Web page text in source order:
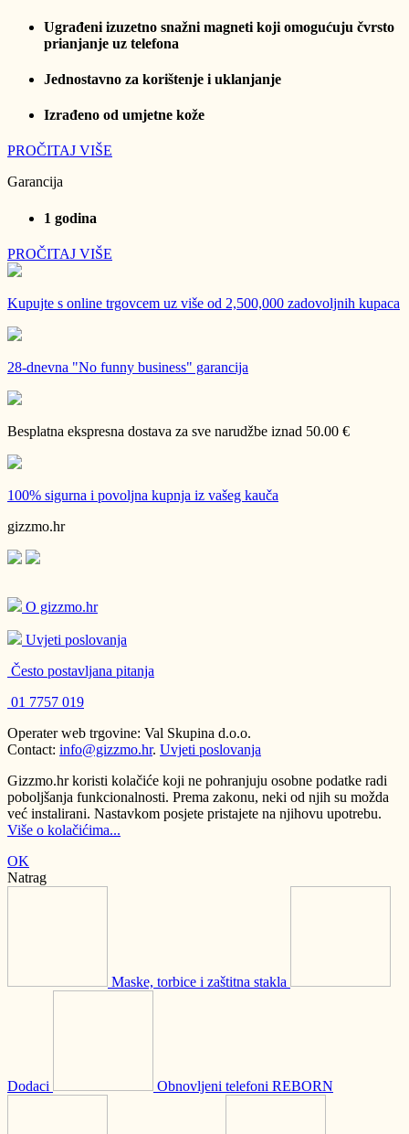
Ugrađeni izuzetno snažni magneti koji omogućuju čvrsto
prianjanje uz telefona
Jednostavno za korištenje i uklanjanje
Izrađeno od umjetne kože
PROČITAJ VIŠE
Garancija
1 godina
PROČITAJ VIŠE
Kupujte s online trgovcem uz više od 2,500,000 zadovoljnih kupaca
28-dnevna "No funny business" garancija
Besplatna ekspresna dostava za sve narudžbe iznad 50.00 €
100% sigurna i povoljna kupnja iz vašeg kauča
gizzmo.hr
O gizzmo.hr
Uvjeti poslovanja
Često postavljana pitanja
01 7757 019
Operater web trgovine: Val Skupina d.o.o.
Contact: info@gizzmo.hr. Uvjeti poslovanja
Gizzmo.hr koristi kolačiće koji ne pohranjuju osobne podatke radi
poboljšanja funkcionalnosti. Prema zakonu, neki od njih su možda
već instalirani. Nastavkom posjete pristajete na njihovu upotrebu.
Više o kolačićima...
OK
Natrag
Maske, torbice i zaštitna stakla
Dodaci Obnovljeni telefoni REBORN